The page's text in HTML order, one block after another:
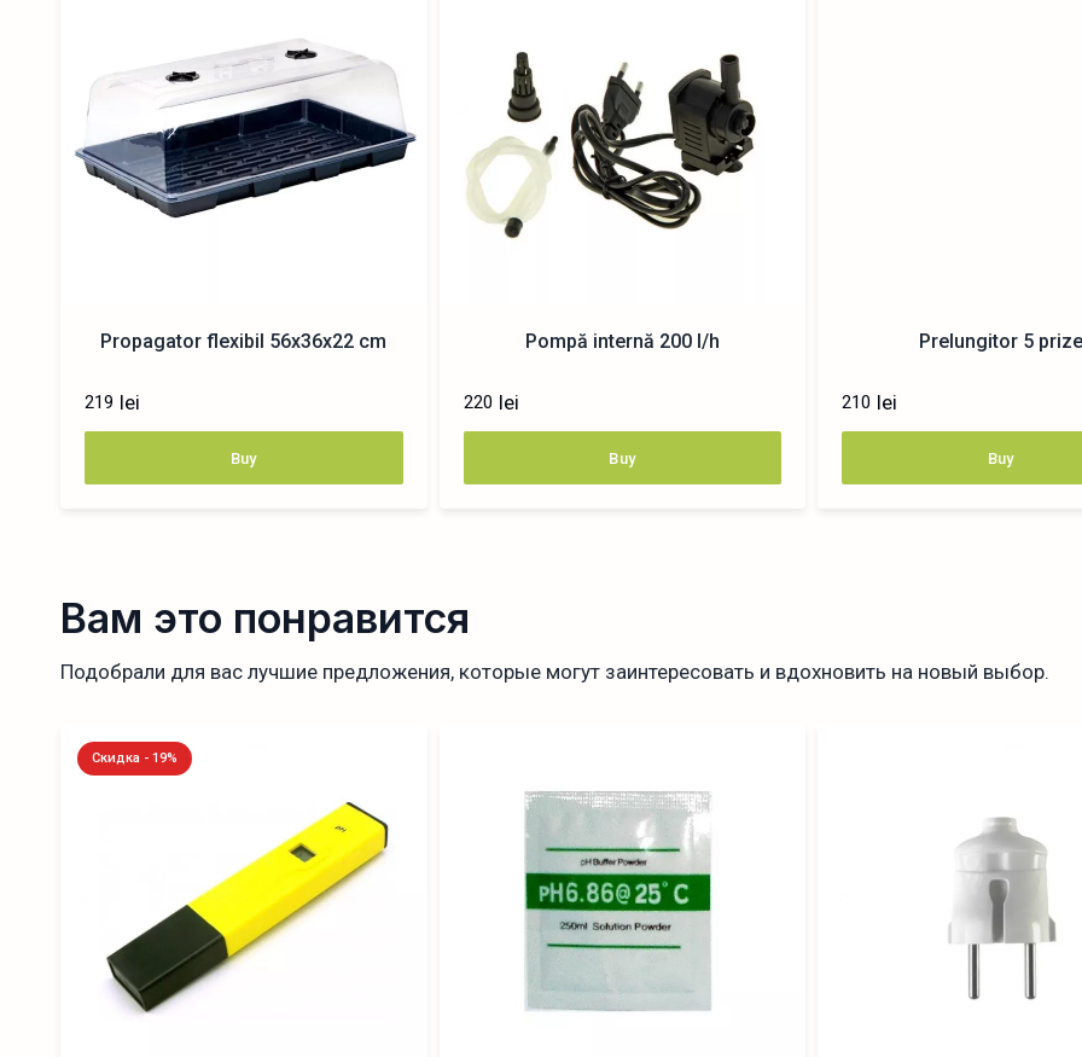
Propagator flexibil 56x36x22 cm
219 lei
Buy
Pompă internă 200 l/h
220 lei
Buy
Prelungitor 5 prize
210 lei
Buy
Вам это понравится
Подобрали для вас лучшие предложения, которые могут заинтересовать и вдохновить на новый выбор.
Скидка - 19%